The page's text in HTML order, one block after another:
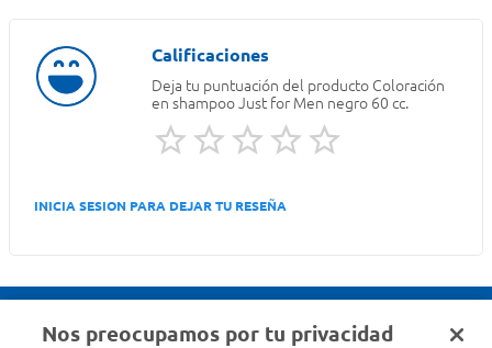
Deja tu puntuación del producto Coloración
en shampoo Just for Men negro 60 cc.
INICIA SESION PARA DEJAR TU RESEÑA
Nos preocupamos por tu privacidad